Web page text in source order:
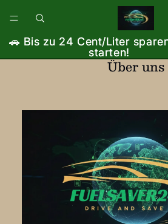
🚗 Bis zu 24 Cent/Liter
starten!
🚗 Bis zu 24 Cent/Liter
starten!
Über uns